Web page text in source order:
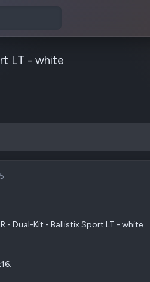
LT - white
- Dual-Kit - Ballistix Sport LT - white